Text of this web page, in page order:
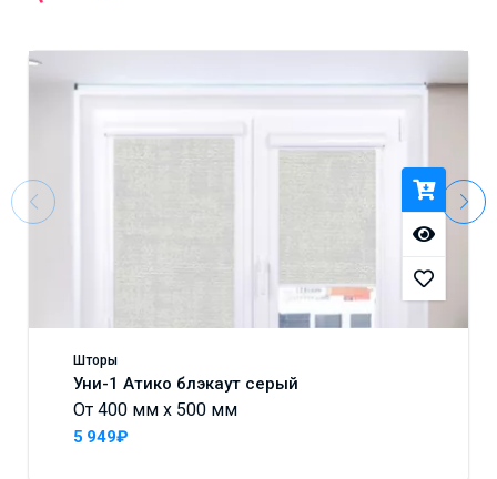
Шторы
Уни-1 Атико блэкаут серый
От 400 мм x 500 мм
5 949₽